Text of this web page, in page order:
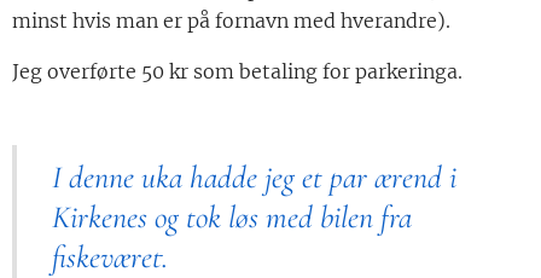
minst hvis man er på fornavn med hverandre).
Jeg overførte 50 kr som betaling for parkeringa.
I denne uka hadde jeg et par ærend i
Kirkenes og tok løs med bilen fra
fiskeværet.